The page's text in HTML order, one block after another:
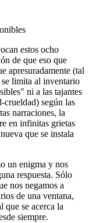
estos ocho
de que eso que
apresuradamente (tal
limita al inventario
ni a las tajantes
crueldad) según las
narraciones, la
en infinitas grietas
que se instala
un enigma y nos
respuesta. Sólo
nos negamos a
de una ventana,
que se acerca la
siempre.